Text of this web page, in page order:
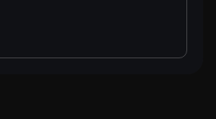
Gomez' sur Facebook
Sitbon-Gomez' sur X
Stéphane Sitbon-Gomez' sur LinkedIn